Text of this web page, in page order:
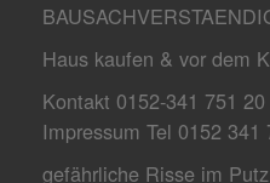
Haus kaufen & vor dem
Kontakt 0152-341 751 20
Impressum Tel 0152 341
gefährliche Risse im